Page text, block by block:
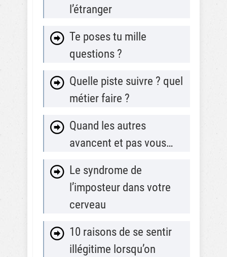
l’étranger
Te poses tu mille
questions ?
Quelle piste suivre ? quel
métier faire ?
Quand les autres
avancent et pas vous…
Le syndrome de
l’imposteur dans votre
cerveau
10 raisons de se sentir
illégitime lorsqu’on